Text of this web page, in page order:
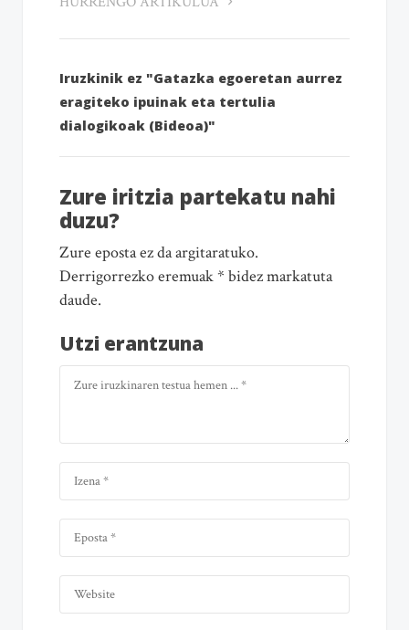
Iruzkinik ez "Gatazka egoeretan aurrez
eragiteko ipuinak eta tertulia
dialogikoak (Bideoa)"
Zure iritzia partekatu nahi
duzu?
Zure eposta ez da argitaratuko.
Derrigorrezko eremuak * bidez markatuta
daude.
Utzi erantzuna